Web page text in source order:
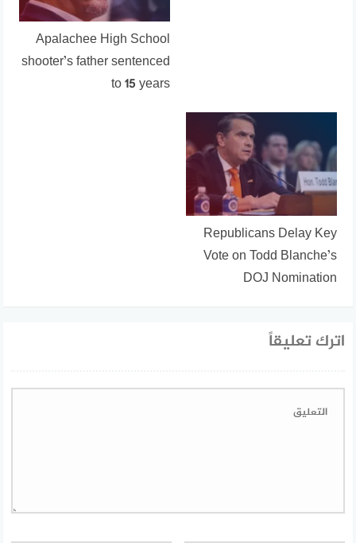
Apalachee High School
shooter’s father sentenced
to 15 years
Republicans Delay Key
Vote on Todd Blanche’s
DOJ Nomination
اترك تعليقاً